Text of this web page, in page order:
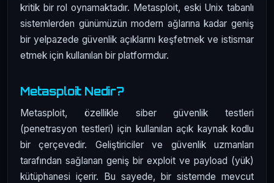
kritik bir rol oynamaktadır. Metasploit, eski Unix tabanlı
sistemlerden günümüzün modern ağlarına kadar geniş
bir yelpazede güvenlik açıklarını keşfetmek ve istismar
etmek için kullanılan bir platformdur.
Metasploit Nedir?
Metasploit, özellikle siber güvenlik testleri
(penetrasyon testleri) için kullanılan açık kaynak kodlu
bir çerçevedir. Geliştiriciler ve güvenlik uzmanları
tarafından sağlanan geniş bir exploit ve payload (yük)
kütüphanesi içerir. Bu sayede, bir sistemde mevcut